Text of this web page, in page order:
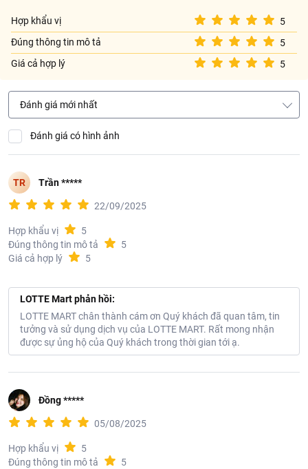
Thông tin nhà cung cấp:
Tên công ty: CÔNG TY CỔ PHẦN SỮA VIỆT NAM
Địa chỉ: 10 Tân Trào, Phường Tân Mỹ, Thành phố Hồ Chí Minh,
Hợp khẩu vị
5
Đúng thông tin mô tả
5
Giá cả hợp lý
5
Đánh giá mới nhất
Đánh giá có hình ảnh
TR Trần *****
22/09/2025
Hợp khẩu vị
5
Đúng thông tin mô tả
5
Giá cả hợp lý
5
LOTTE Mart phản hồi:
LOTTE MART chân thành cám ơn Quý khách đã quan tâm, tin
tưởng và sử dụng dịch vụ của LOTTE MART. Rất mong nhận
được sự ủng hộ của Quý khách trong thời gian tới ạ.
Đồng *****
05/08/2025
Hợp khẩu vị
5
Đúng thông tin mô tả
5